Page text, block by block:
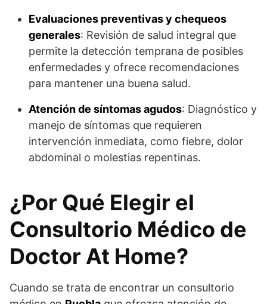
Evaluaciones preventivas y chequeos
generales: Revisión de salud integral que
permite la detección temprana de posibles
enfermedades y ofrece recomendaciones
para mantener una buena salud.
Atención de síntomas agudos: Diagnóstico y
manejo de síntomas que requieren
intervención inmediata, como fiebre, dolor
abdominal o molestias repentinas.
¿Por Qué Elegir el
Consultorio Médico de
Doctor At Home?
Cuando se trata de encontrar un consultorio